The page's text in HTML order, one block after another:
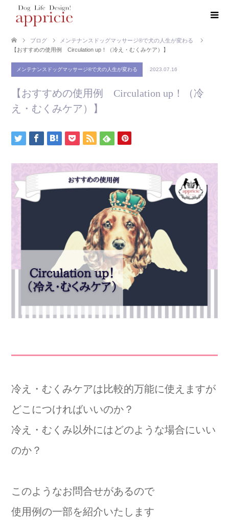
ブログ
メンテナンスドッグマッサージ®で犬の人生が変わる
【おすすめの使用例 Circulation up！（冷え・むくみケア）】
メンテナンスドッグマッサージ®で犬の人生が変わる 2023.07.16
【おすすめの使用例 Circulation up！（冷
え・むくみケア）】
冷え・むくみケアは比較的万能に使えますが
どこにつければいいのか？
冷え・むくみ以外にはどのような場合にいい
のか？
このようなお問合せがあるので
使用例の一部を紹介いたします